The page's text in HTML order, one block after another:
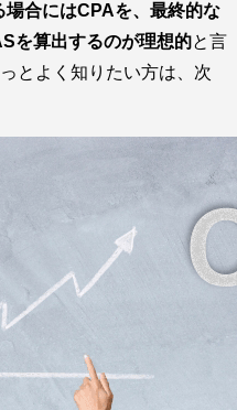
合にはCPAを、最終的な
を算出するのが理想的と言
とよく知りたい方は、次